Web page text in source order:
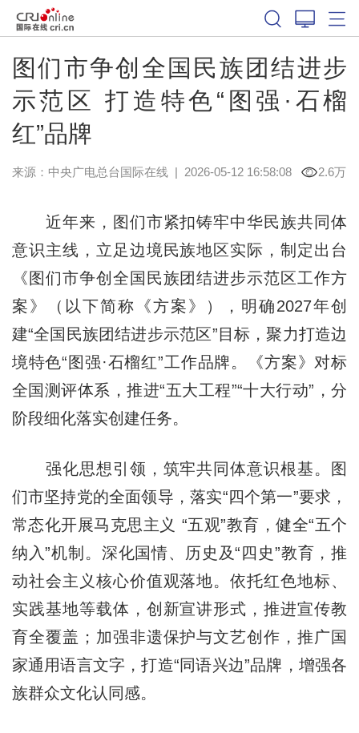
图们市争创全国民族团结进步
示范区 打造特色“图强·石榴
红”品牌
来源：中央广电总台国际在线| 2026-05-12 16:58:08 2.6万
近年来，图们市紧扣铸牢中华民族共同体
意识主线，立足边境民族地区实际，制定出台
《图们市争创全国民族团结进步示范区工作方
案》（以下简称《方案》），明确2027年创
建“全国民族团结进步示范区”目标，聚力打造边
境特色“图强·石榴红”工作品牌。《方案》对标
全国测评体系，推进“五大工程”“十大行动”，分
阶段细化落实创建任务。
强化思想引领，筑牢共同体意识根基。图
们市坚持党的全面领导，落实“四个第一”要求，
常态化开展马克思主义 “五观”教育，健全“五个
纳入”机制。深化国情、历史及“四史”教育，推
动社会主义核心价值观落地。依托红色地标、
实践基地等载体，创新宣讲形式，推进宣传教
育全覆盖；加强非遗保护与文艺创作，推广国
家通用语言文字，打造“同语兴边”品牌，增强各
族群众文化认同感。